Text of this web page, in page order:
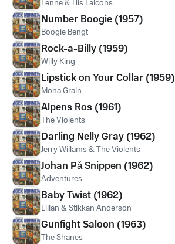
Lenne & His Falcons
Number Boogie (1957)
Boogie Bengt
Rock-a-Billy (1959)
Willy King
Lipstick on Your Collar (1959)
Mona Grain
Alpens Ros (1961)
The Violents
Darling Nelly Gray (1962)
Jerry Willams & The Violents
Johan På Snippen (1962)
Adventures
Baby Twist (1962)
Lillan & Stikkan Anderson
Gunfight Saloon (1963)
The Shanes